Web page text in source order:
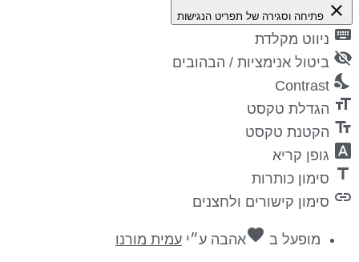
close פתיחה וסגירה של תפריט הנגישות
ניווט מקלדת
ביטול אנימציות / הבהובים
Contrast
הגדלת טקסט
הקטנת טקסט
גופן קריא
סימון כותרות
סימון קישורים ולחצנים
מופעל בfavoriteאהבהע״יעמית מורנו